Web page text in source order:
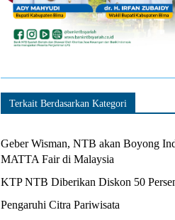
Terkait Berdasarkan Kategori
Geber Wisman, NTB akan Boyong
MATTA Fair di Malaysia
KTP NTB Diberikan Diskon 50
Pengaruhi Citra Pariwisata